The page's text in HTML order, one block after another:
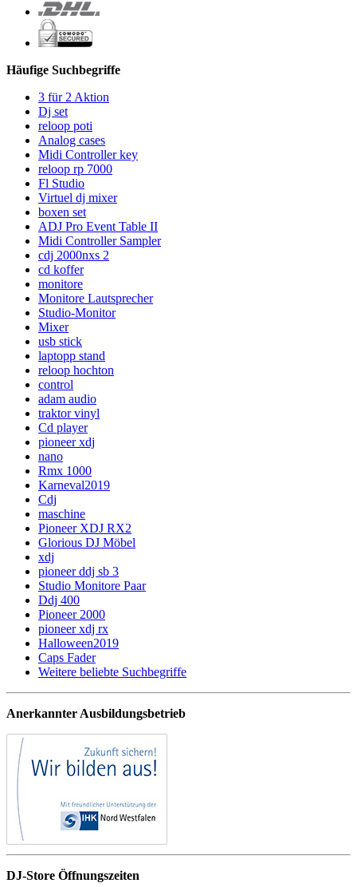
Häufige Suchbegriffe
3 für 2 Aktion
Dj set
reloop poti
Analog cases
Midi Controller key
reloop rp 7000
Fl Studio
Virtuel dj mixer
boxen set
ADJ Pro Event Table II
Midi Controller Sampler
cdj 2000nxs 2
cd koffer
monitore
Monitore Lautsprecher
Studio-Monitor
Mixer
usb stick
laptopp stand
reloop hochton
control
adam audio
traktor vinyl
Cd player
pioneer xdj
nano
Rmx 1000
Karneval2019
Cdj
maschine
Pioneer XDJ RX2
Glorious DJ Möbel
xdj
pioneer ddj sb 3
Studio Monitore Paar
Ddj 400
Pioneer 2000
pioneer xdj rx
Halloween2019
Caps Fader
Weitere beliebte Suchbegriffe
Anerkannter Ausbildungsbetrieb
DJ-Store Öffnungszeiten